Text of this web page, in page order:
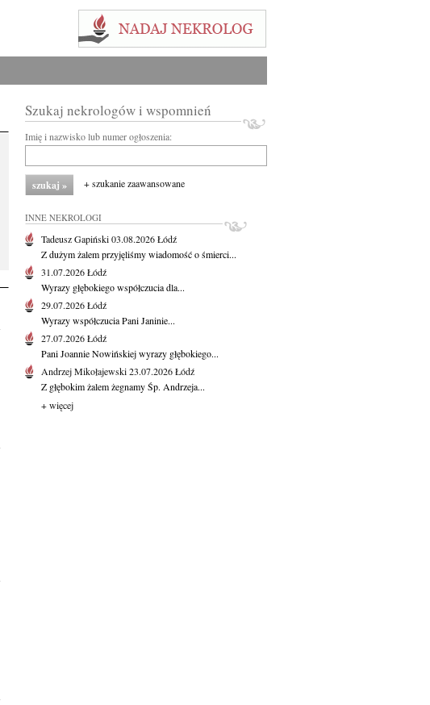
Szukaj nekrologów i wspomnień
Imię i nazwisko lub numer ogłoszenia:
+ szukanie zaawansowane
INNE NEKROLOGI
Tadeusz Gapiński03.08.2026Łódź
Z dużym żalem przyjęliśmy wiadomość o śmierci...
31.07.2026Łódź
Wyrazy głębokiego współczucia dla...
29.07.2026Łódź
Wyrazy współczucia Pani Janinie...
27.07.2026Łódź
Pani Joannie Nowińskiej wyrazy głębokiego...
Andrzej Mikołajewski23.07.2026Łódź
Z głębokim żalem żegnamy Śp. Andrzeja...
+ więcej